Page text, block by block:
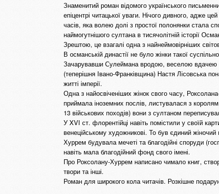
Знаменитий роман відомого українського
епіцентрі читацької уваги. Нічого дивного, адже
часів, яка волею долі з простої полонянки стала
наймогутнішого султана в тисячолітній історії
Зрештою, це взагалі одна з найнеймовірніших
В османській династії не було жінки такої
Зачарувавши Сулеймана вродою, веселою вдачею
(теперішня Івано-Франківщина) Настя Лісовська
житті імперії.
Одна з найосвіченіших жінок свого часу,
приймала іноземних послів, листувалася з
13 військових походів) вони з султаном
У XVI ст. флорентійці навіть помістили у своїй
венеційському художникові. То був єдиний
Хуррем будувала мечеті та благодійні споруди
навіть мала благодійний фонд свого імені.
Про Роксолану-Хуррем написано чимало книг,
твори та інші.
Роман для широкого кола читачів. Розкішне